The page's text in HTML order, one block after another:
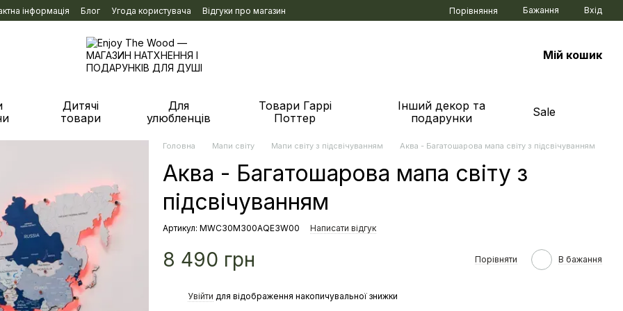
інформація Блог Угода користувача Відгуки про магазин Порівняння Бажання Вхід
Мій кошик
Дитячі
товари
Для
улюбленців
Товари Гаррі
Поттер
Інший декор та
подарунки
Sale
Головна Мапи світу Мапи світу з підсвічуванням Аква - Багатошарова мапа світу з підсвічуванням
Аква - Багатошарова мапа світу з
підсвічуванням
Артикул: MWC30M300AQE3W00 Написати відгук
8 490 грн Порівняти В бажання
Увійти для відображення накопичувальної знижки